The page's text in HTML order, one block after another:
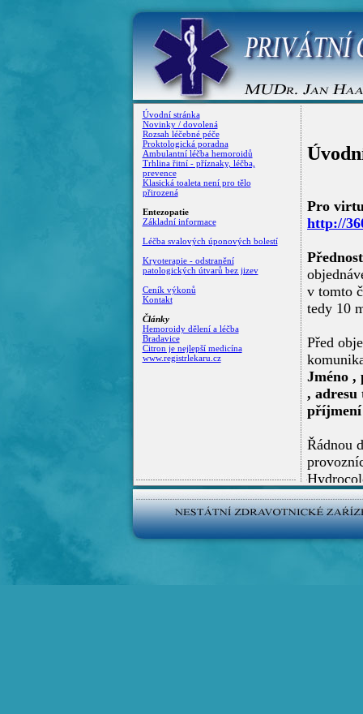
Úvodní stránka
Novinky / dovolená
Rozsah léčebné péče
Proktologická poradna
Ambulantní léčba hemoroidů
Trhlina řitní - příznaky, léčba,
prevence
Klasická toaleta není pro tělo
přirozená
Entezopatie
Základní informace
Léčba svalových úponových bolestí
Kryoterapie - odstranění
patologických útvarů bez jizev
Ceník výkonů
Kontakt
Články
Hemoroidy dělení a léčba
Bradavice
Citron je nejlepší medicína
www.registrlekaru.cz